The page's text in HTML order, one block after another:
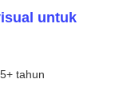
untuk
tahun